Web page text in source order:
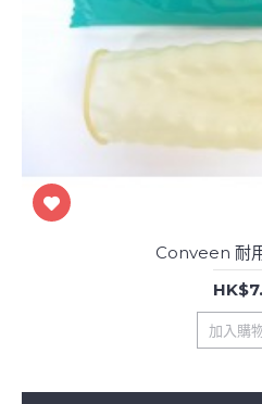
Conveen 耐
加入購